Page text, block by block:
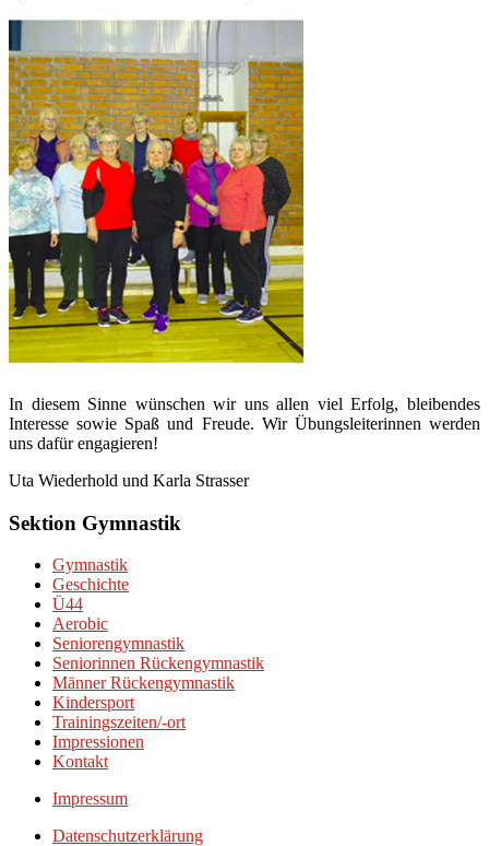
In diesem Sinne wünschen wir uns allen viel Erfolg, bleibendes
Interesse sowie Spaß und Freude. Wir Übungsleiterinnen werden
uns dafür engagieren!
Uta Wiederhold und Karla Strasser
Sektion Gymnastik
Gymnastik
Geschichte
Ü44
Aerobic
Seniorengymnastik
Seniorinnen Rückengymnastik
Männer Rückengymnastik
Kindersport
Trainingszeiten/-ort
Impressionen
Kontakt
Impressum
Datenschutzerklärung